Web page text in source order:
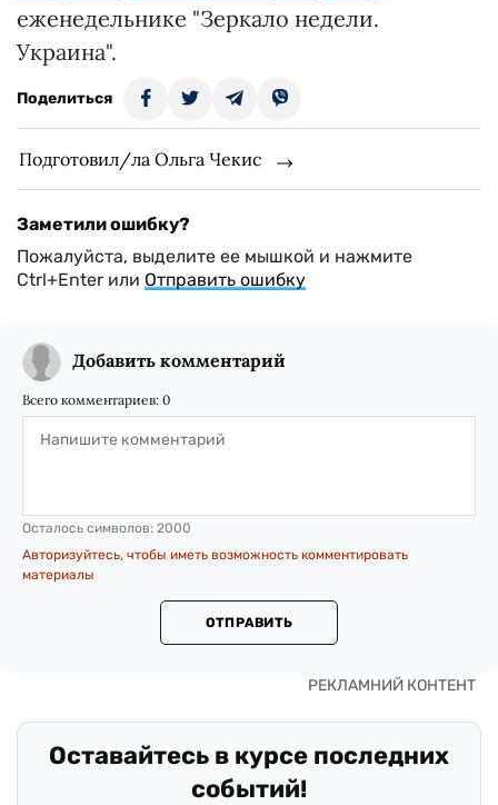
еженедельнике "Зеркало недели.
Украина".
Поделиться
Подготовил/ла Ольга Чекис
Заметили ошибку?
Пожалуйста, выделите ее мышкой и нажмите
Ctrl+Enter или Отправить ошибку
Добавить комментарий
Всего комментариев: 0
Осталось символов: 2000
Авторизуйтесь, чтобы иметь возможность комментировать
материалы
ОТПРАВИТЬ
Оставайтесь в курсе последних
событий!